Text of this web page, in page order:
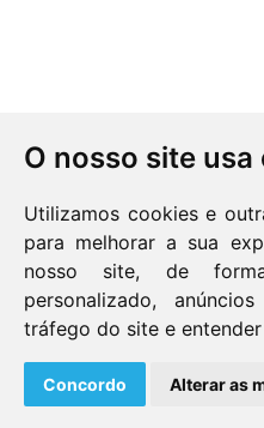
O nosso site
Utilizamos cookies e
para melhorar a sua
nosso site, de
personalizado,
tráfego do site e
Concordo Alterar as
Política